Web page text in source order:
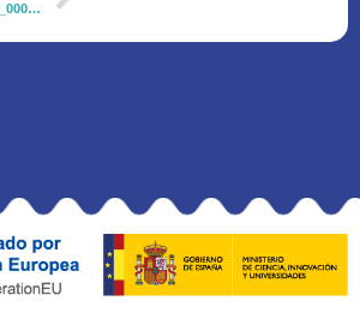
PCM_00015 Comunicación Oral 2